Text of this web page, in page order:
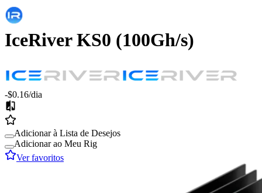
IceRiver KS0 (100Gh/s)
-$0.16/dia
Adicionar à Lista de Desejos
Adicionar ao Meu Rig
Ver favoritos